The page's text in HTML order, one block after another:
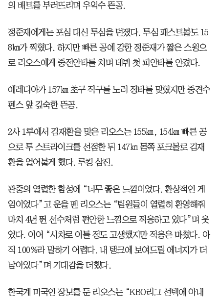
의 배트를 부러뜨리며 우익수 뜬공.
정준재에게는 포심 대신 투심을 던졌다. 투심 패스트볼도 15
8㎞가 찍혔다. 하지만 빠른 공에 강한 정준재가 짧은 스윙으
로 리오스에게 중전안타를 치며 데뷔 첫 피안타를 안겼다.
에레디아가 157㎞ 초구 직구를 노려 정타를 맞혔지만 중견수
펜스 앞 깊숙한 뜬공.
2사 1루에서 김재환을 맞은 리오스는 155㎞, 154㎞ 빠른 공
으로 투 스트라이크를 선점한 뒤 147㎞ 몸쪽 포크볼로 김재
환을 얼어붙게 했다. 루킹 삼진.
관중의 열렬한 함성에 “너무 좋은 느낌이었다. 환상적인 게
임이었다”고 운을 뗀 리오스는 “팀원들이 열렬히 환영해줘
마치 4년 뛴 선수처럼 편안한 느낌으로 적응하고 있다”며 웃
었다. 이어 “시차로 이틀 정도 고생했지만 적응은 마쳤다. 아
직 100%라 말하기 어렵다. 내 탱크에 보여드릴 에너지가 더
남아있다”며 기대감을 더했다.
한국계 미국인 장모를 둔 리오스는 “KBO리그 선택에 아내